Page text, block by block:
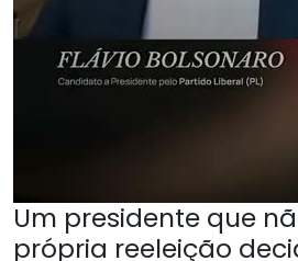
Um presidente que
própria reeleição